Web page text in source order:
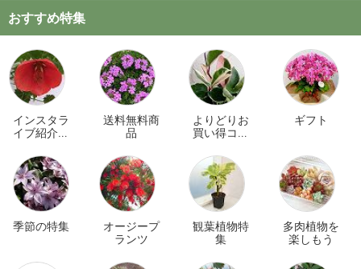
おすすめ特集
インスタラ
イブ紹介商
送料無料商
品
よりどりお
買い得コー
ギフト
季節の特集
オージープ
ランツ
観葉植物特
集
多肉植物を
楽しもう